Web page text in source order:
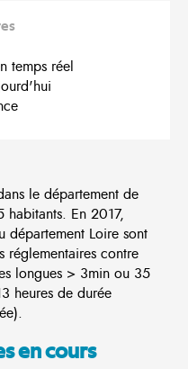
temps réel
le département de
habitants. En 2017,
département Loire sont
réglementaires contre
longues > 3min ou 35
heures de durée
en cours